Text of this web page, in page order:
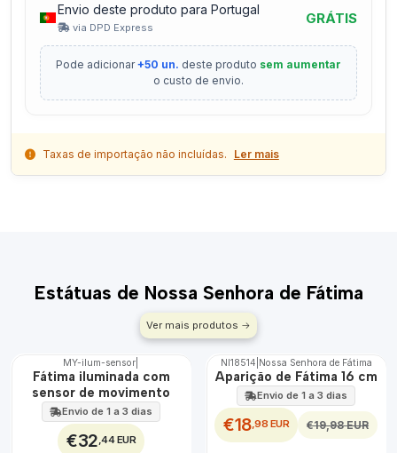
Envio deste produto para Portugal
via DPD Express
GRÁTIS
Pode adicionar+50 un. deste produto sem aumentar
o custo de envio.
Taxas de importação não incluídas. Ler mais
Estátuas de Nossa Senhora de Fátima
Ver mais produtos
🇵🇹
EXCLUSIVO
MY-ilum-sensor
Fátima iluminada com
sensor de movimento
Envio de 1 a 3 dias
€32,44 EUR
DESCONTO
NI18514 Nossa Senhora de Fátima
Aparição de Fátima 16 cm
Envio de 1 a 3 dias
€18,98 EUR €19,98 EUR